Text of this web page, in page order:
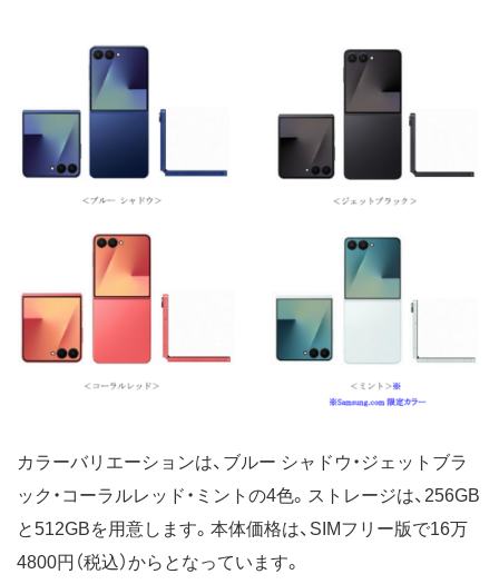
カラーバリエーションは、ブルー シャドウ・ジェットブラ
ック・コーラルレッド・ミントの4色。ストレージは、256GB
と512GBを用意します。本体価格は、SIMフリー版で16万
4800円（税込）からとなっています。